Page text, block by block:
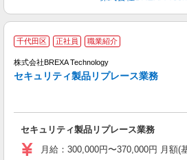
千代田区 正社員 職業紹介
株式会社BREXA Technology
セキュリティ製品リプレース業務
セキュリティ製品リプレース業務
月給：300,000円〜370,000円 月額